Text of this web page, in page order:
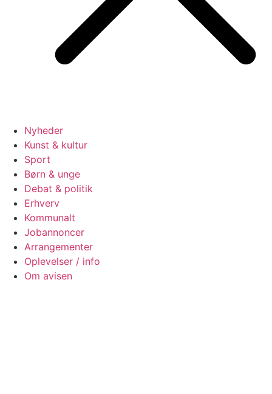
Nyheder
Kunst & kultur
Sport
Børn & unge
Debat & politik
Erhverv
Kommunalt
Jobannoncer
Arrangementer
Oplevelser / info
Om avisen